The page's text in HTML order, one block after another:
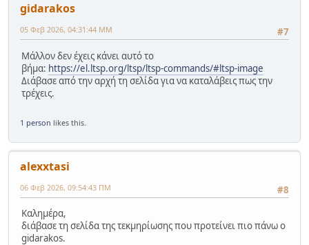
gidarakos
#7
05 Φεβ 2026, 04:31:44 ΜΜ
Μάλλον δεν έχεις κάνει αυτό το
βήμα: https://el.ltsp.org/ltsp/ltsp-commands/#ltsp-image
Διάβασε από την αρχή τη σελίδα για να καταλάβεις πως την
τρέχεις.
1 person likes this.
alexxtasi
#8
06 Φεβ 2026, 09:54:43 ΠΜ
Καλημέρα,
διάβασε τη σελίδα της τεκμηρίωσης που προτείνει πιο πάνω ο
gidarakos.